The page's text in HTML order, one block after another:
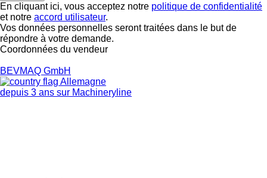
En cliquant ici, vous acceptez notre politique de confidentialité
et notre accord utilisateur.
Vos données personnelles seront traitées dans le but de
répondre à votre demande.
Coordonnées du vendeur
BEVMAQ GmbH
Allemagne
depuis 3 ans sur Machineryline